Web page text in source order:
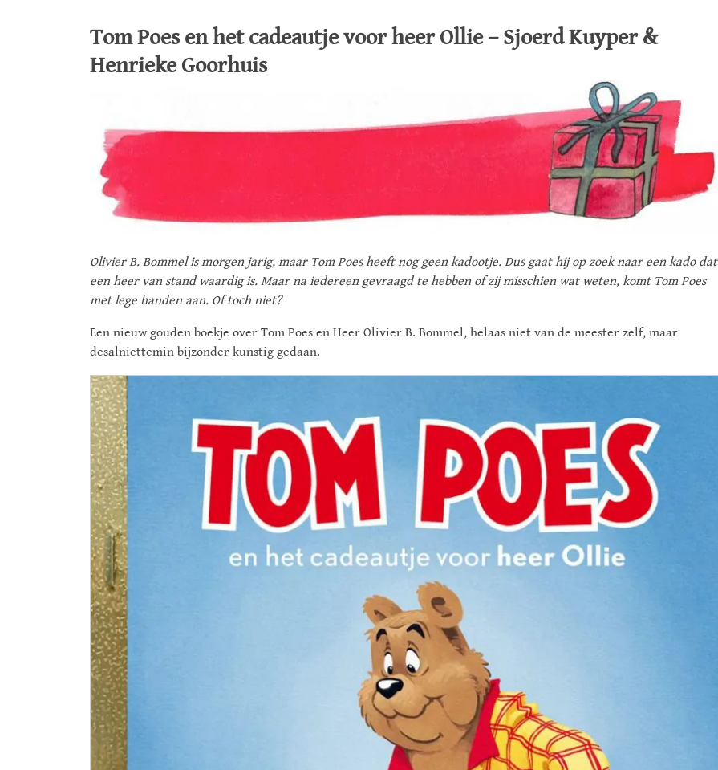
Tom Poes en het cadeautje voor heer Ollie – Sjoerd Kuyper &
Henrieke Goorhuis
Olivier B. Bommel is morgen jarig, maar Tom Poes heeft nog geen kadootje. Dus gaat hij op zoek naar een kado dat
een heer van stand waardig is. Maar na iedereen gevraagd te hebben of zij misschien wat weten, komt Tom Poes
met lege handen aan. Of toch niet?
Een nieuw gouden boekje over Tom Poes en Heer Olivier B. Bommel, helaas niet van de meester zelf, maar
desalniettemin bijzonder kunstig gedaan.